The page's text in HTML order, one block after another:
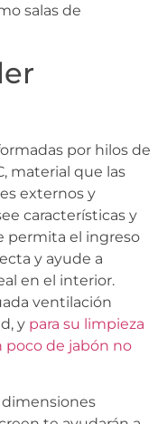
salas de
por hilos de
material que las
externos y
características y
permita el ingreso
y ayude a
en el interior.
ventilación
y para su limpieza
poco de jabón no
dimensiones